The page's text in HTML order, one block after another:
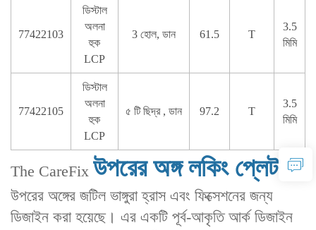
77422103
ডিস্টাল
অলনা
হুক
LCP
3 হোল, ডান 61.5 T
3.5
মিমি
77422105
ডিস্টাল
অলনা
হুক
LCP
৫ টি ছিদ্র , ডান 97.2 T
3.5
মিমি
The CareFix উপরের অঙ্গ লকিং প্লেট এটি
উপরের অঙ্গের জটিল ভাঙ্গুরা হ্রাস এবং ফিক্সেশনের জন্য
ডিজাইন করা হয়েছে। এর একটি পূর্ব-আকৃতি আর্ক ডিজাইন